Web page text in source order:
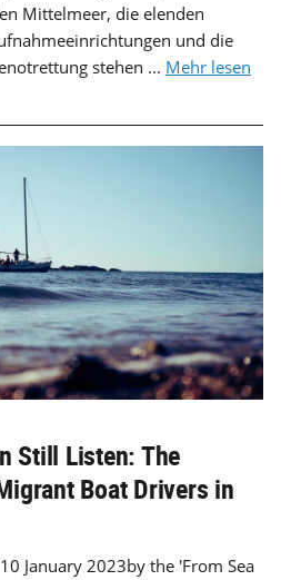
Mittelmeer, die elenden
und die
stehen ... Mehr lesen
Still Listen: The
Boat Drivers in
January 2023by the 'From Sea